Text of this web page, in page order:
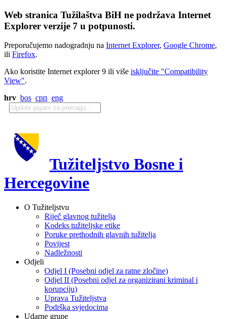
Web stranica Tužilaštva BiH ne podržava Internet
Explorer verzije 7 u potpunosti.
Preporučujemo nadogradnju na Internet Explorer, Google Chrome,
ili Firefox.
Ako koristite Internet explorer 9 ili više isključite "Compatibility
View".
hrv bos срп eng
Tužiteljstvo Bosne i
Hercegovine
O Tužiteljstvu
Riječ glavnog tužitelja
Kodeks tužiteljske etike
Poruke prethodnih glavnih tužitelja
Povijest
Nadležnosti
Odjeli
Odjel I (Posebni odjel za ratne zločine)
Odjel II (Posebni odjel za organizirani kriminal i
korupciju)
Uprava Tužiteljstva
Podrška svjedocima
Udarne grupe